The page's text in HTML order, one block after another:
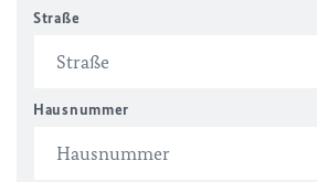
Straße
Hausnummer